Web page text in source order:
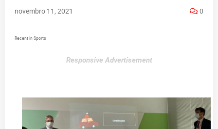
novembro 11, 2021 0
Recent in Sports
Responsive Advertisement